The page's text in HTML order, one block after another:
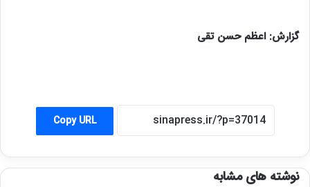
گزارش: اعظم حسن تقی
Copy URL
نوشته های مشابه